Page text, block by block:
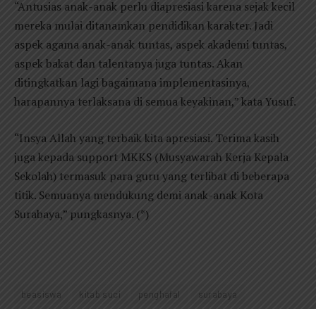
“Antusias anak-anak perlu diapresiasi karena sejak kecil
mereka mulai ditanamkan pendidikan karakter. Jadi
aspek agama anak-anak tuntas, aspek akademi tuntas,
aspek bakat dan talentanya juga tuntas. Akan
ditingkatkan lagi bagaimana implementasinya,
harapannya terlaksana di semua keyakinan,” kata Yusuf.
“Insya Allah yang terbaik kita apresiasi. Terima kasih
juga kepada support MKKS (Musyawarah Kerja Kepala
Sekolah) termasuk para guru yang terlibat di beberapa
titik. Semuanya mendukung demi anak-anak Kota
Surabaya,” pungkasnya. (*)
beasiswa kitab suci penghafal
surabaya